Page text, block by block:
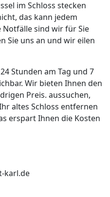
im Schloss stecken
das kann jedem
Notfälle sind wir für Sie
Sie uns an und wir eilen
Stunden am Tag und 7
Wir bieten Ihnen den
Preis. aussuchen,
altes Schloss entfernen
erspart Ihnen die Kosten
karl.de